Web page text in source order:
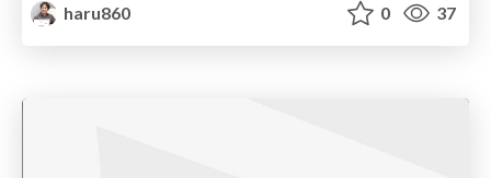
haru860
0 37